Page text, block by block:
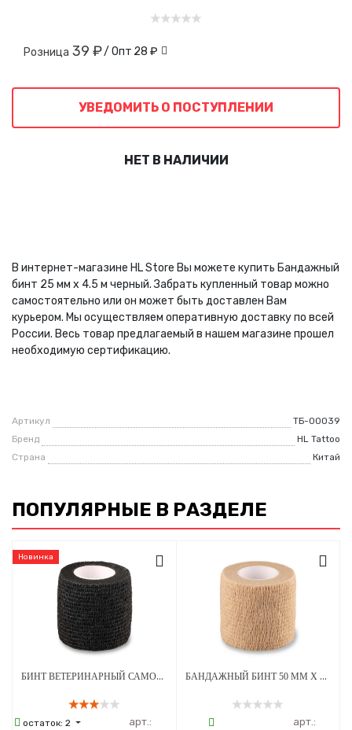
Розница 39 ₽/ Опт 28 ₽
УВЕДОМИТЬ О ПОСТУПЛЕНИИ
НЕТ В НАЛИЧИИ
В интернет-магазине HL Store Вы можете купить Бандажный
бинт 25 мм х 4.5 м черный. Забрать купленный товар можно
самостоятельно или он может быть доставлен Вам
курьером. Мы осуществляем оперативную доставку по всей
России. Весь товар предлагаемый в нашем магазине прошел
необходимую сертификацию.
Артикул
ТБ-00039
Бренд
HL Tattoo
Страна
Китай
ПОПУЛЯРНЫЕ В РАЗДЕЛЕ
Новинка
БИНТ ВЕТЕРИНАРНЫЙ САМОФИКСИРУЮЩИЙСЯ ДЛЯ ЖИВОТНЫХ 50 ММ Х 4.5 М ЧЕРНЫЙ
остаток:2
арт.:
БАНДАЖНЫЙ БИНТ 50 ММ Х 4.5 М БЕЖЕВЫЙ 1 ШТУКА
арт.: